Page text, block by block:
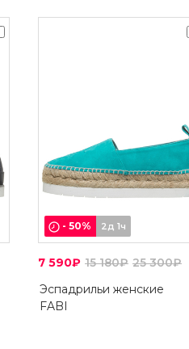
- 50% 2д 1ч
7 590₽ 15 180₽ 25 300₽
Эспадрильи женские
FABI